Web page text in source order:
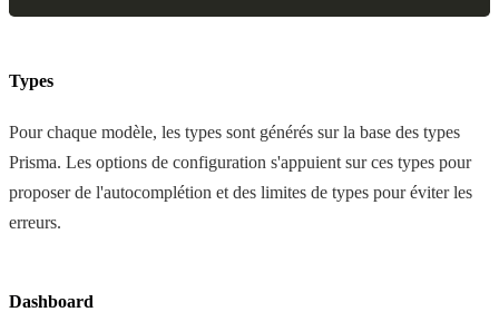
Types
Pour chaque modèle, les types sont générés sur la base des types
Prisma. Les options de configuration s'appuient sur ces types pour
proposer de l'autocomplétion et des limites de types pour éviter les
erreurs.
Dashboard